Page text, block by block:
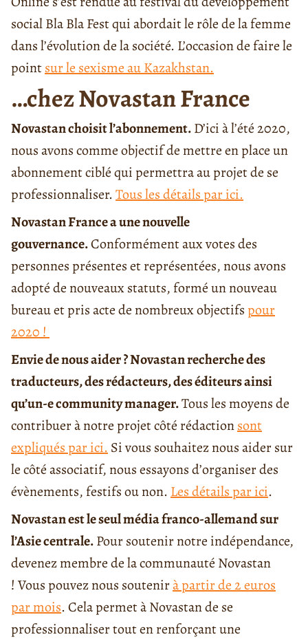
social Bla Bla Fest qui abordait le rôle de la femme
dans l’évolution de la société. L’occasion de faire le
pointsur le sexisme au Kazakhstan.
…chez Novastan France
Novastan choisit l’abonnement.D’ici à l’été 2020,
nous avons comme objectif de mettre en place un
abonnement ciblé qui permettra au projet de se
professionnaliser.Tous les détails par ici.
Novastan France a une nouvelle
gouvernance.Conformément aux votes des
personnes présentes et représentées, nous avons
adopté de nouveaux statuts, formé un nouveau
bureau et pris acte de nombreux objectifspour
2020 !
Envie de nous aider ? Novastan recherche des
traducteurs, des rédacteurs, des éditeurs ainsi
qu’un-e community manager.Tous les moyens de
contribuer à notre projet côté rédactionsont
expliqués par ici. Si vous souhaitez nous aider sur
le côté associatif, nous essayons d’organiser des
évènements, festifs ou non. Les détails par ici.
Novastan est le seul média franco-allemand sur
l’Asie centrale.Pour soutenir notre indépendance,
devenez membre de la communauté Novastan
! Vous pouvez nous soutenirà partir de 2 euros
par mois. Cela permet à Novastan de se
professionnaliser tout en renforçant une